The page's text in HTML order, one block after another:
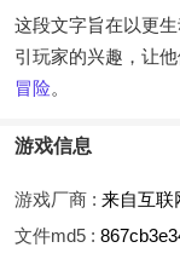
这段文字旨在以更
引玩家的兴趣，让
冒险。
游戏信息
游戏厂商 : 来自互联
文件md5 :